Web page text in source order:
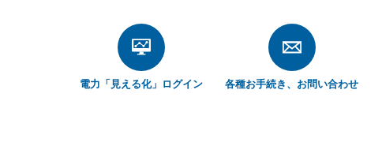
電力「見える化」 ログイン 各種お手続き、 お問い合わせ